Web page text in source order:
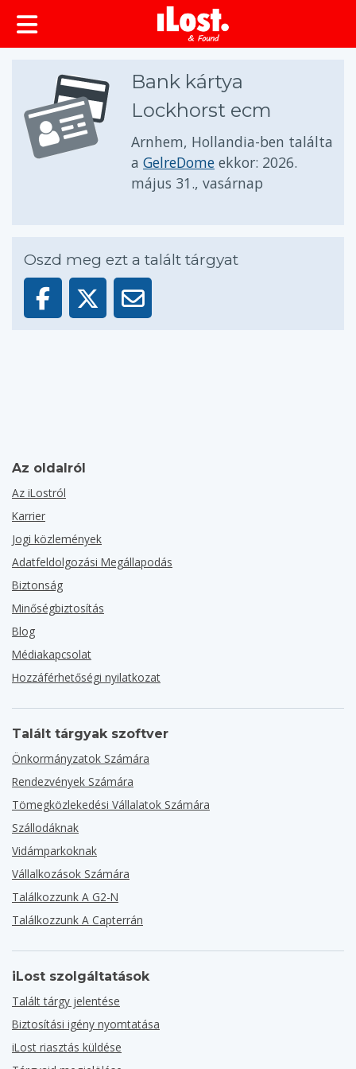
Bank kártya
Lockhorst ecm
Arnhem, Hollandia-ben találta
a GelreDome ekkor: 2026.
május 31., vasárnap
Oszd meg ezt a talált tárgyat
Az oldalról
Az iLostról
Karrier
Jogi közlemények
Adatfeldolgozási Megállapodás
Biztonság
Minőségbiztosítás
Blog
Médiakapcsolat
Hozzáférhetőségi nyilatkozat
Talált tárgyak szoftver
Önkormányzatok Számára
Rendezvények Számára
Tömegközlekedési Vállalatok Számára
Szállodáknak
Vidámparkoknak
Vállalkozások Számára
Találkozzunk A G2-N
Találkozzunk A Capterrán
iLost szolgáltatások
Talált tárgy jelentése
Biztosítási igény nyomtatása
iLost riasztás küldése